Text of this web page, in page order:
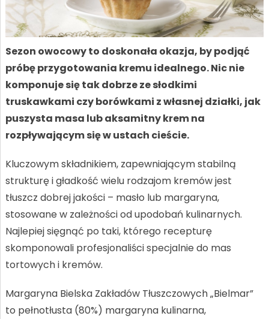
Sezon owocowy to doskonała okazja, by podjąć
próbę przygotowania kremu idealnego. Nic nie
komponuje się tak dobrze ze słodkimi
truskawkami czy borówkami z własnej działki, jak
puszysta masa lub aksamitny krem na
rozpływającym się w ustach cieście.
Kluczowym składnikiem, zapewniającym stabilną
strukturę i gładkość wielu rodzajom kremów jest
tłuszcz dobrej jakości – masło lub margaryna,
stosowane w zależności od upodobań kulinarnych.
Najlepiej sięgnąć po taki, którego recepturę
skomponowali profesjonaliści specjalnie do mas
tortowych i kremów.
Margaryna Bielska Zakładów Tłuszczowych „Bielmar”
to pełnotłusta (80%) margaryna kulinarna,